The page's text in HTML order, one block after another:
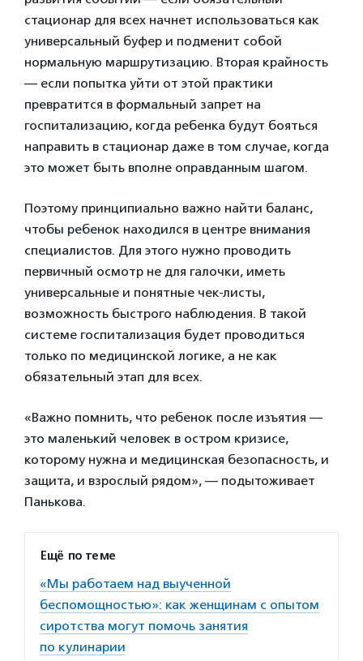
стационар для всех начнет использоваться как
универсальный буфер и подменит собой
нормальную маршрутизацию. Вторая крайность
— если попытка уйти от этой практики
превратится в формальный запрет на
госпитализацию, когда ребенка будут бояться
направить в стационар даже в том случае, когда
это может быть вполне оправданным шагом.
Поэтому принципиально важно найти баланс,
чтобы ребенок находился в центре внимания
специалистов. Для этого нужно проводить
первичный осмотр не для галочки, иметь
универсальные и понятные чек-листы,
возможность быстрого наблюдения. В такой
системе госпитализация будет проводиться
только по медицинской логике, а не как
обязательный этап для всех.
«Важно помнить, что ребенок после изъятия —
это маленький человек в остром кризисе,
которому нужна и медицинская безопасность, и
защита, и взрослый рядом», — подытоживает
Панькова.
Ещё по теме
«Мы работаем над выученной
беспомощностью»: как женщинам с опытом
сиротства могут помочь занятия
по кулинарии